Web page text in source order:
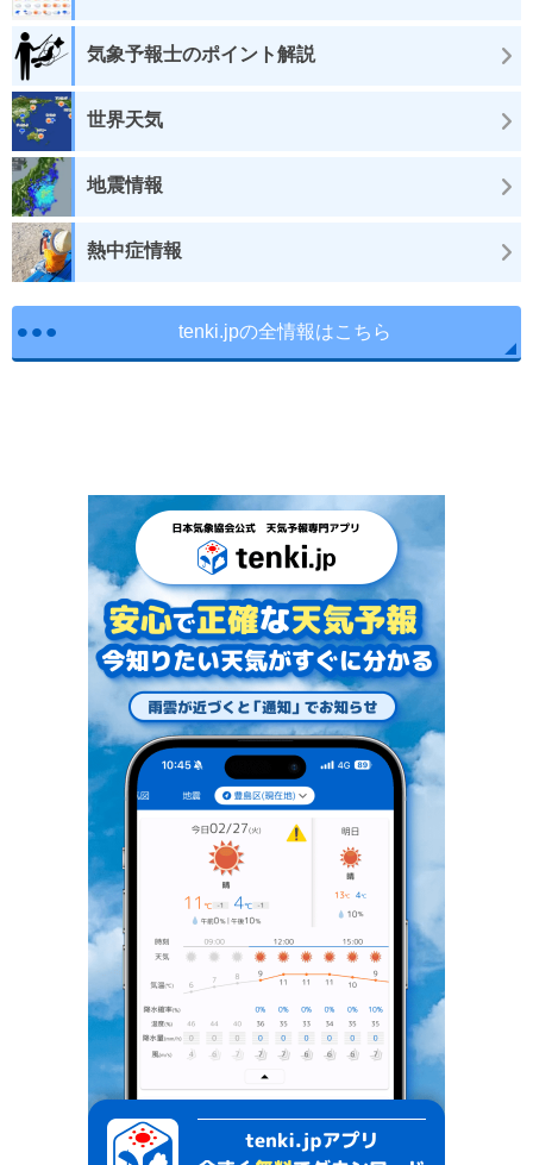
気象予報士のポイント解説
世界天気
地震情報
熱中症情報
tenki.jpの全情報はこちら